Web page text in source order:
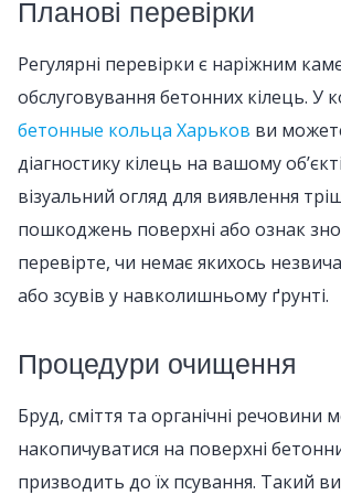
Планові перевірки
Регулярні перевірки є наріжним
обслуговування бетонних кілець. У
бетонные кольца Харьков ви
діагностику кілець на вашому
візуальний огляд для виявлення
пошкоджень поверхні або ознак
перевірте, чи немає якихось
або зсувів у навколишньому ґрунті.
Процедури очищення
Бруд, сміття та органічні речовини
накопичуватися на поверхні
призводить до їх псування. Такий